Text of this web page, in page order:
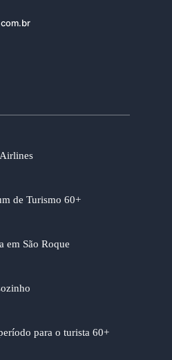
de Turismo 60+
em São Roque
para o turista 60+